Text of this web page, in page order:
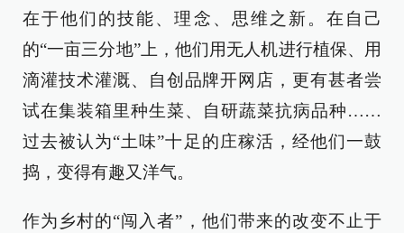
在于他们的技能、理念、思维之新。在自己
的“一亩三分地”上，他们用无人机进行植保、用
滴灌技术灌溉、自创品牌开网店，更有甚者尝
试在集装箱里种生菜、自研蔬菜抗病品种……
过去被认为“土味”十足的庄稼活，经他们一鼓
捣，变得有趣又洋气。
作为乡村的“闯入者”，他们带来的改变不止于